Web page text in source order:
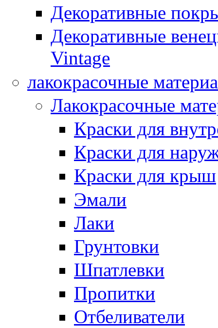
Декоративные
Декоративные
Vintage
лакокрасочные
Лакокрасочные
Краски для
Краски для
Краски для крыш
Эмали
Лаки
Грунтовки
Шпатлевки
Пропитки
Отбеливатели